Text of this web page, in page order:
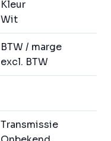
Kleur
Wit
BTW / marge
excl. BTW
Transmissie